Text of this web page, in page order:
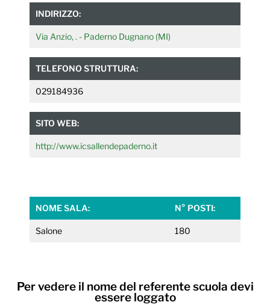
INDIRIZZO:
Via Anzio, . - Paderno Dugnano (MI)
TELEFONO STRUTTURA:
029184936
SITO WEB:
http://www.icsallendepaderno.it
NOME SALA: N° POSTI:
Salone 180
Per vedere il nome del referente scuola devi
essere loggato